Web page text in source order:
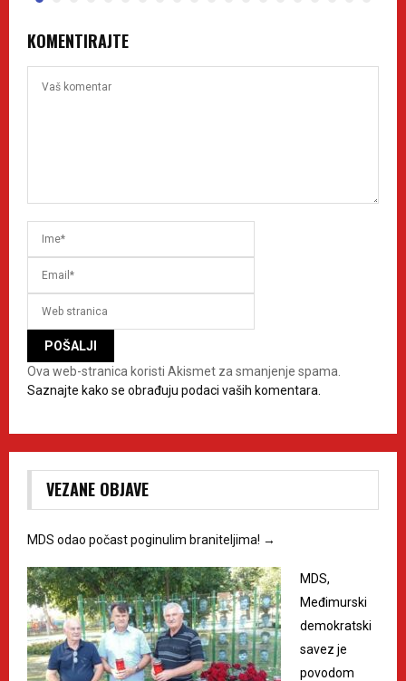
KOMENTIRAJTE
Ova web-stranica koristi Akismet za smanjenje spama.
Saznajte kako se obrađuju podaci vaših komentara.
VEZANE OBJAVE
MDS odao počast poginulim braniteljima! →
MDS,
Međimurski
demokratski
savez je
povodom